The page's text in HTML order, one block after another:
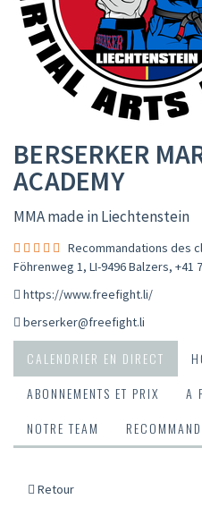
BERSERKER
ACADEMY
MMA made in Liechtenstein
Recommandations des
Föhrenweg 1, LI-9496 Balzers, +41
https://www.freefight.li/
berserker@freefight.li
CALENDRIER EN DIRECT
ABONNEMENTS ET PRIX
A
NOTRE TEAM
Retour